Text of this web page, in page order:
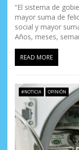
r
a
d
a
s
“El sistema de
mayor suma de
social y mayor
Años, meses,
READ MORE
#NOTICIA OPINIÓN